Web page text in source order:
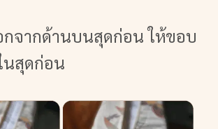
จากด้านบนสุดก่อน ให้ขอบ
สุดก่อน